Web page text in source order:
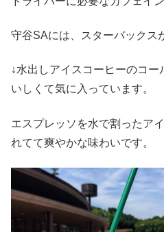
守谷SAには、スターバックス
↓水出しアイスコーヒーのコ
いしくて気に入っています。
エスプレッソを水で割ったア
れてて爽やかな味わいです。